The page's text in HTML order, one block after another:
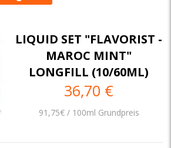
LIQUID SET "FLAVORIST -
MAROC MINT"
LONGFILL (10/60ML)
36,70 €
91,75€ / 100ml Grundpreis